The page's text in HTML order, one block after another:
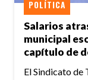
Salarios
municipal
capítulo de
POLÍTICA
El Sindicato